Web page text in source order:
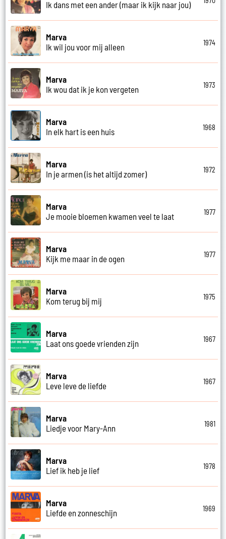
Ik dans met een ander (maar ik kijk naar jou)
Marva
Ik wil jou voor mij alleen
1974
Marva
Ik wou dat ik je kon vergeten
1973
Marva
In elk hart is een huis
1968
Marva
In je armen (is het altijd zomer)
1972
Marva
Je mooie bloemen kwamen veel te laat
1977
Marva
Kijk me maar in de ogen
1977
Marva
Kom terug bij mij
1975
Marva
Laat ons goede vrienden zijn
1967
Marva
Leve leve de liefde
1967
Marva
Liedje voor Mary-Ann
1981
Marva
Lief ik heb je lief
1978
Marva
Liefde en zonneschijn
1969